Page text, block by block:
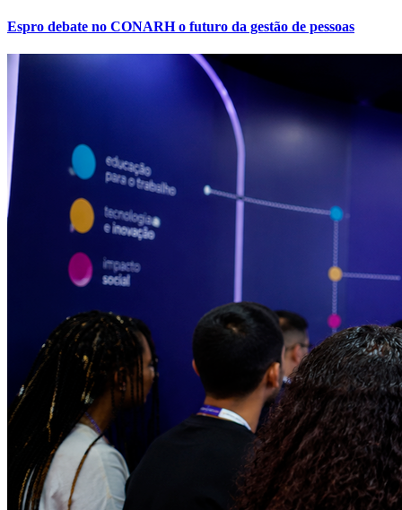
Espro debate no CONARH o futuro da gestão de pessoas